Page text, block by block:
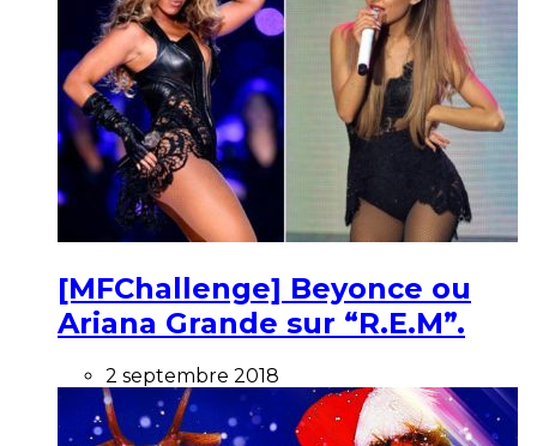
[MFChallenge] Beyonce ou
Ariana Grande sur “R.E.M”.
2 septembre 2018